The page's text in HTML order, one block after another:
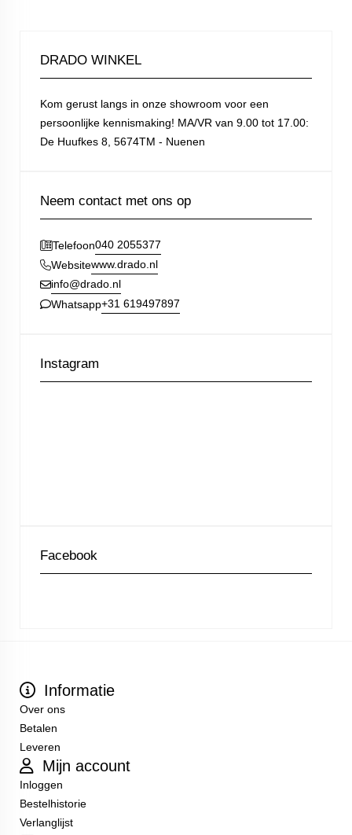
DRADO WINKEL
Kom gerust langs in onze showroom voor een
persoonlijke kennismaking! MA/VR van 9.00 tot 17.00:
De Huufkes 8, 5674TM - Nuenen
Neem contact met ons op
Telefoon040 2055377
Websitewww.drado.nl
info@drado.nl
Whatsapp+31 619497897
Instagram
Facebook
Informatie
Over ons
Betalen
Leveren
Mijn account
Inloggen
Bestelhistorie
Verlanglijst